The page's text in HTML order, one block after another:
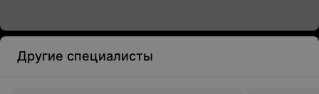
Другие специалисты